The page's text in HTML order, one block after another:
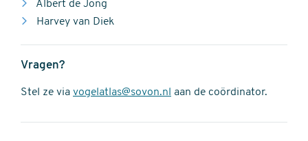
Albert de Jong
Harvey van Diek
Vragen?
Stel ze via vogelatlas@sovon.nl aan de coördinator.